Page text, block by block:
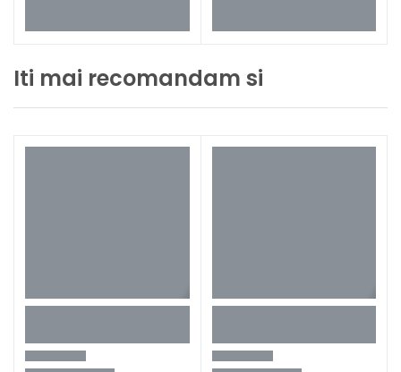
Iti mai recomandam si